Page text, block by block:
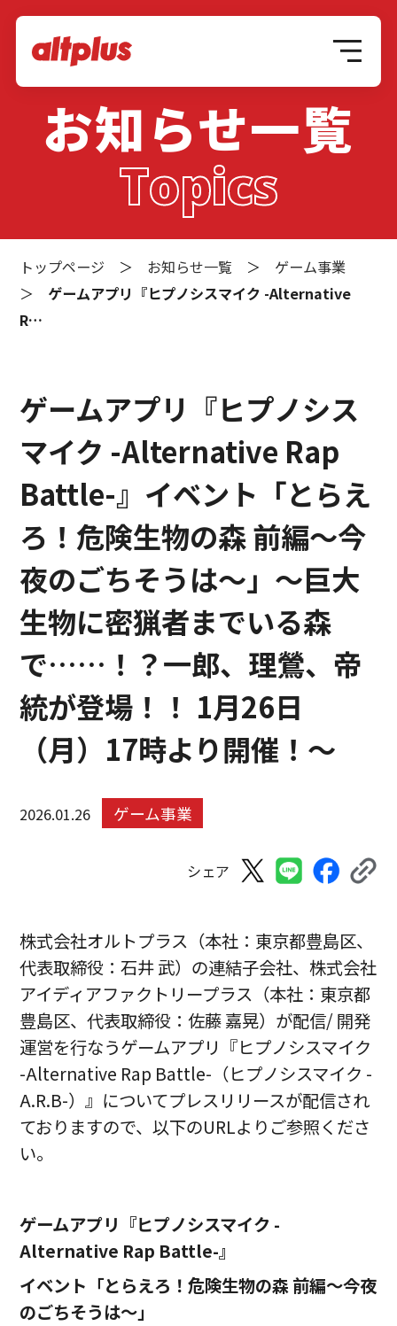
お知らせ一覧
Topics
トップページ ＞ お知らせ一覧 ＞ ゲーム事業
＞ ゲームアプリ『ヒプノシスマイク -Alternative
R…
ゲームアプリ『ヒプノシス
マイク -Alternative Rap
Battle-』イベント「とらえ
ろ！危険生物の森 前編～今
夜のごちそうは～」～巨大
生物に密猟者までいる森
で……！？一郎、理鶯、帝
統が登場！！ 1月26日
（月）17時より開催！～
2026.01.26 ゲーム事業
シェア
株式会社オルトプラス（本社：東京都豊島区、
代表取締役：石井 武）の連結子会社、株式会社
アイディアファクトリープラス（本社：東京都
豊島区、代表取締役：佐藤 嘉晃）が配信/ 開発
運営を行なうゲームアプリ『ヒプノシスマイク
-Alternative Rap Battle-（ヒプノシスマイク -
A.R.B-）』についてプレスリリースが配信され
ておりますので、以下のURLよりご参照くださ
い。
ゲームアプリ『ヒプノシスマイク -
Alternative Rap Battle-』
イベント「とらえろ！危険生物の森 前編～今夜
のごちそうは～」